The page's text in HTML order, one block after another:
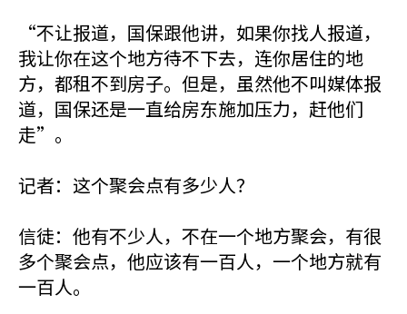
“不让报道，国保跟他讲，如果你找人报道，
我让你在这个地方待不下去，连你居住的地
方，都租不到房子。但是，虽然他不叫媒体报
道，国保还是一直给房东施加压力，赶他们
走”。
记者：这个聚会点有多少人？
信徒：他有不少人，不在一个地方聚会，有很
多个聚会点，他应该有一百人，一个地方就有
一百人。